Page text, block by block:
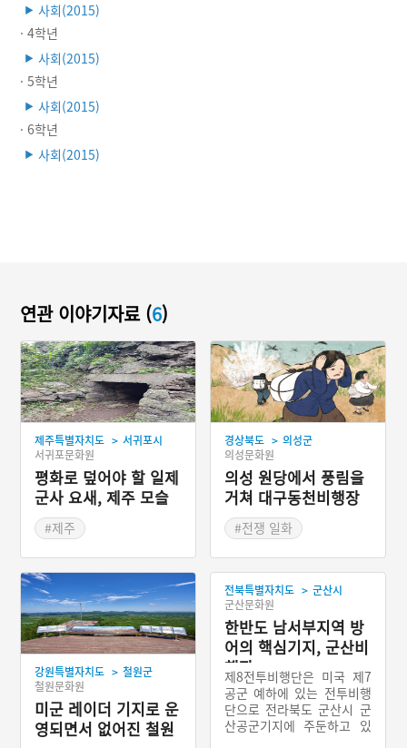
▶ 사회(2015)
· 4학년
▶ 사회(2015)
· 5학년
▶ 사회(2015)
· 6학년
▶ 사회(2015)
연관 이야기자료 (6)
제주특별자치도 > 서귀포시
서귀포문화원
평화로 덮어야 할 일제
군사 요새, 제주 모슬
포 알뜨르비행장 일제
지하벙커
#제주
#전쟁시설
경상북도 > 의성군
의성문화원
의성 원당에서 풍림을
거쳐 대구동천비행장
까지 그리고 다시 고향
으로
#전쟁 일화
강원특별자치도 > 철원군
철원문화원
미군 레이더 기지로 운
영되면서 없어진 철원
전북특별자치도 > 군산시
군산문화원
한반도 남서부지역 방
어의 핵심기지, 군산비
행장
제8전투비행단은 미국 제7
공군 예하에 있는 전투비행
단으로 전라북도 군산시 군
산공군기지에 주둔하고 있